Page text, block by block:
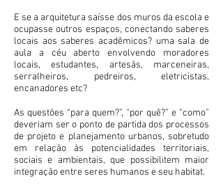
E se a arquitetura saísse dos muros da escola e
ocupasse outros espaços, conectando saberes
locais aos saberes acadêmicos? uma sala de
aula a céu aberto envolvendo moradores
locais, estudantes, artesãs, marceneiras,
serralheiros, pedreiros, eletricistas,
encanadores etc?
As questões “para quem?”, “por quê?” e “como”
deveriam ser o ponto de partida dos processos
de projeto e planejamento urbanos, sobretudo
em relação às potencialidades territoriais,
sociais e ambientais, que possibilitem maior
integração entre seres humanos e seu habitat.